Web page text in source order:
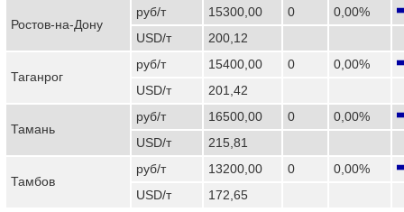
Ростов-на-Дону
руб/т 15300,00 0
0,00%
USD/т
200,12
Таганрог
руб/т 15400,00 0
0,00%
USD/т
201,42
Тамань
руб/т 16500,00 0
0,00%
USD/т
215,81
Тамбов
руб/т 13200,00 0
0,00%
USD/т
172,65